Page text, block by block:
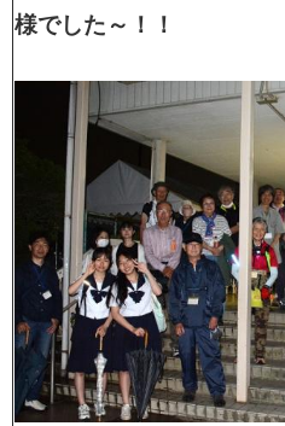
様でした～！！